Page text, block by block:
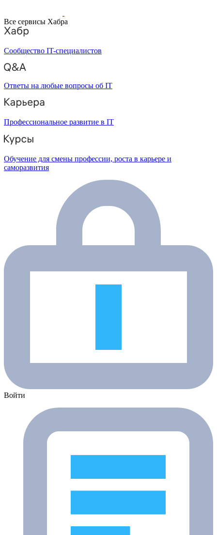
Все сервисы Хабра
Сообщество IT-специалистов
Ответы на любые вопросы об IT
Профессиональное развитие в IT
Обучение для смены профессии, роста в карьере и
саморазвития
Войти